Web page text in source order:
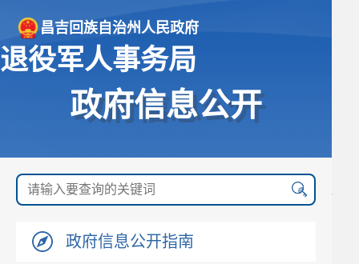
昌吉回族自治州人民政府
退役军人事务局
政府信息公开
政府信息公开指南